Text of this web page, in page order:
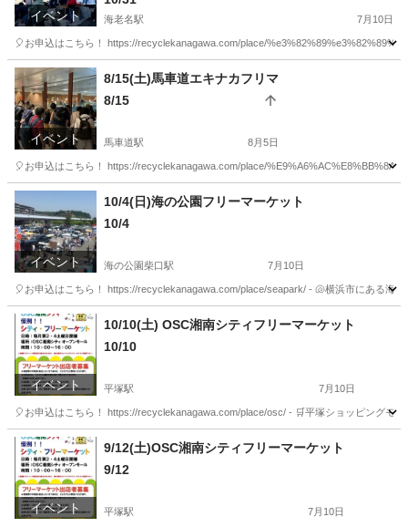
イベント 海老名駅 7月10日
🎈お申込はこちら！ https://recyclekanagawa.com/place/
神奈川 海老名市 海老名駅 フリーマーケット
イベント
8/15(土)馬車道エキナカフリマ
8/15
馬車道駅 8月5日
🎈お申込はこちら！ https://recyclekanagawa.com/place/
神奈川 横浜市 馬車道駅 フリーマーケット 会場
イベント
10/4(日)海の公園フリーマーケット
10/4
海の公園柴口駅 7月10日
🎈お申込はこちら！ https://recyclekanagawa.com/place/seapark/ - 🐚横浜市にある海
神奈川 横浜市 海の公園柴口駅 フリーマーケット 会場
イベント
10/10(土) OSC湘南シティフリーマーケット
10/10
平塚駅 7月10日
🎈お申込はこちら！ https://recyclekanagawa.com/place/osc/ - 🛒平塚ショッピングモ
神奈川 平塚市 平塚駅 フリーマーケット
イベント
9/12(土)OSC湘南シティフリーマーケット
9/12
平塚駅 7月10日